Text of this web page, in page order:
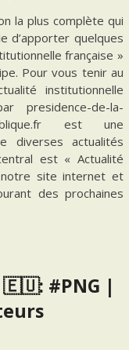
la plus complète qui
d’apporter quelques
française »
Pour vous tenir au
institutionnelle
presidence-de-la-
est une
diverses actualités
est « Actualité
notre site internet et
des prochaines
#PNG |